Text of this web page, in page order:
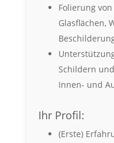
Folierung
Glasflächen,
Schildern
Innen- und
Ihr Profil:
(Erste)